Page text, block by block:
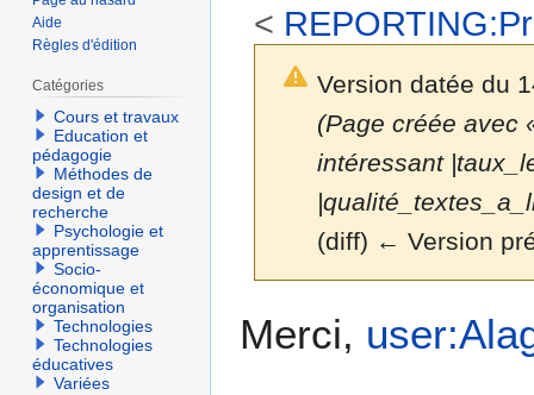
<
Version datée du
(Page créée avec
intéressant
(diff) ← Version
Merci,
Aide
Règles d'édition
Catégories
Cours et travaux
Education et
pédagogie
Méthodes de
design et de
recherche
Psychologie et
apprentissage
Socio-
économique et
organisation
Technologies
Technologies
éducatives
Variées